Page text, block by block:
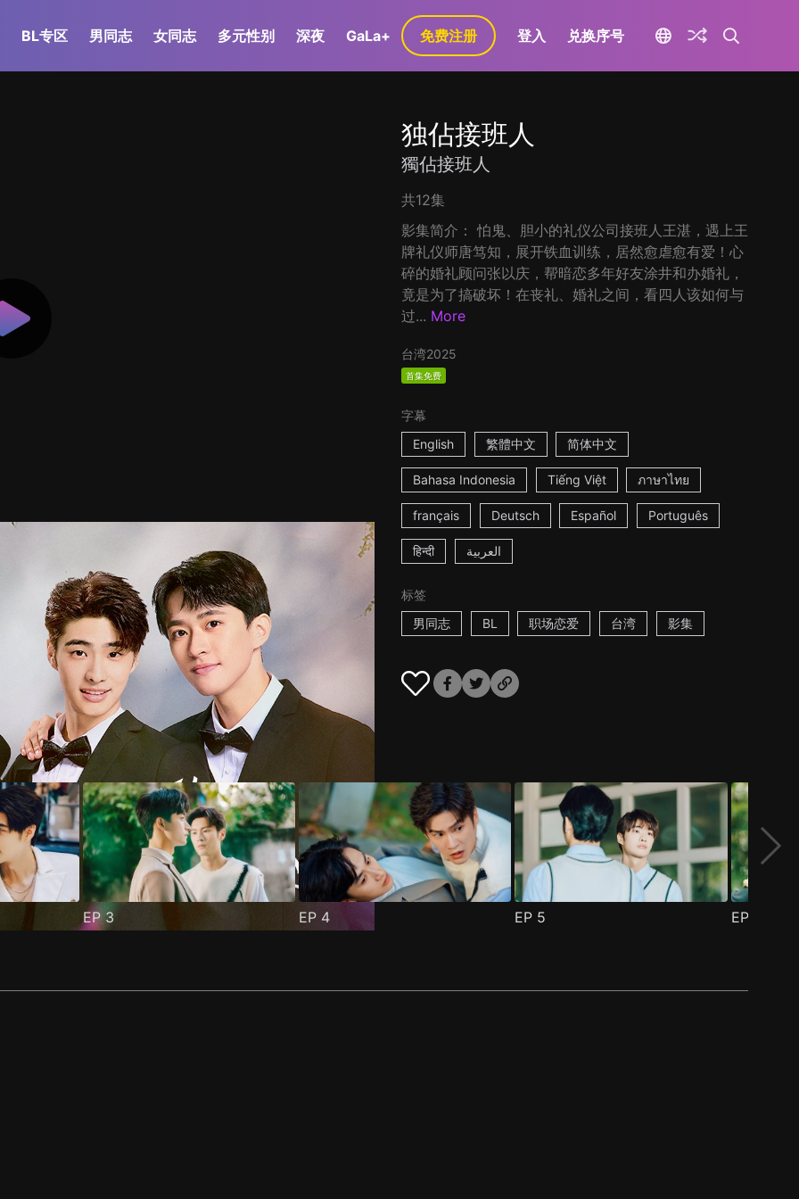
BL专区 男同志 女同志 多元性别 深夜 GaLa+ 免费注册 登入 兑换序号
独佔接班人
獨佔接班人
共12集
影集简介： 怕鬼、胆小的礼仪公司接班人王湛，遇上王
牌礼仪师唐笃知，展开铁血训练，居然愈虐愈有爱！心
碎的婚礼顾问张以庆，帮暗恋多年好友涂井和办婚礼，
竟是为了搞破坏！在丧礼、婚礼之间，看四人该如何与
过... More
台湾2025
首集免费
字幕
English
繁體中文 简体中文
Bahasa Indonesia Tiếng Việt ภาษาไทย
français Deutsch Español Português
हिन्दी العربية
标签
男同志
BL 职场恋爱 台湾 影集
EP3 EP 4 EP 5 EP